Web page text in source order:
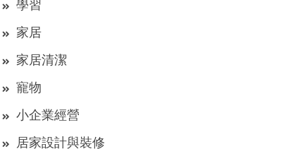
學習
家居
家居清潔
寵物
小企業經營
居家設計與裝修